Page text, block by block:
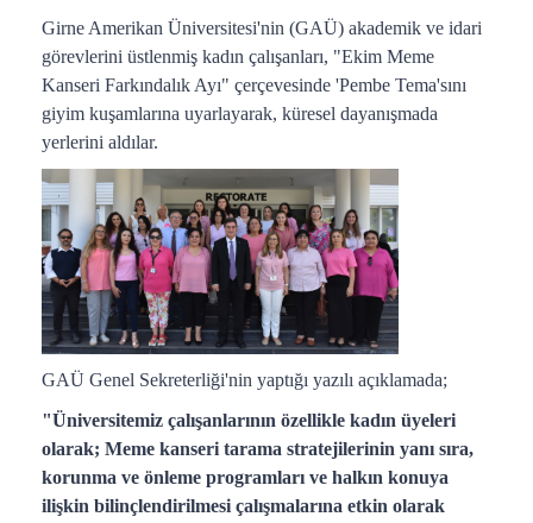
Girne Amerikan Üniversitesi'nin (GAÜ) akademik ve idari
görevlerini üstlenmiş kadın çalışanları, "Ekim Meme
Kanseri Farkındalık Ayı" çerçevesinde 'Pembe Tema'sını
giyim kuşamlarına uyarlayarak, küresel dayanışmada
yerlerini aldılar.
GAÜ Genel Sekreterliği'nin yaptığı yazılı açıklamada;
"Üniversitemiz çalışanlarının özellikle kadın üyeleri
olarak; Meme kanseri tarama stratejilerinin yanı sıra,
korunma ve önleme programları ve halkın konuya
ilişkin bilinçlendirilmesi çalışmalarına etkin olarak